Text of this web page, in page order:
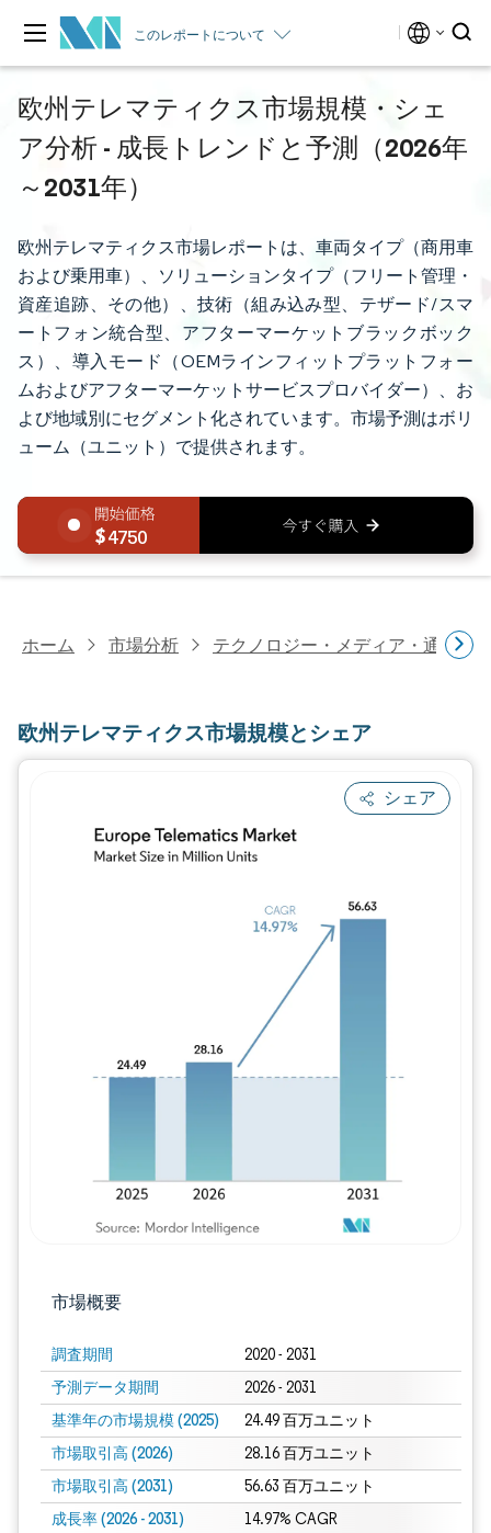
このレポートについて
欧州テレマティクス市場規模・シェ
ア分析 - 成長トレンドと予測（2026年
～2031年）
欧州テレマティクス市場レポートは、車両タイプ（商用車
および乗用車）、ソリューションタイプ（フリート管理・
資産追跡、その他）、技術（組み込み型、テザード/スマ
ートフォン統合型、アフターマーケットブラックボック
ス）、導入モード（OEMラインフィットプラットフォー
ムおよびアフターマーケットサービスプロバイダー）、お
よび地域別にセグメント化されています。市場予測はボリ
ューム（ユニット）で提供されます。
4750
ホーム 市場分析 テクノロジー・メディア・通信研
欧州テレマティクス市場規模とシェア
シェア
市場概要
調査期間 2020 - 2031
予測データ期間 2026 - 2031
基準年の市場規模 (2025) 24.49 百万ユニット
市場取引高 (2026) 28.16 百万ユニット
市場取引高 (2031) 56.63 百万ユニット
成長率 (2026 - 2031) 14.97% CAGR
画像 © Mordor Intelligence。再利用には